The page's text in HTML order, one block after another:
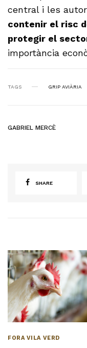
central i les
contenir el risc
protegir el
importància
TAGS GRIP AVIÀRIA
GABRIEL MERCÈ
SHARE
FORA VILA VERD